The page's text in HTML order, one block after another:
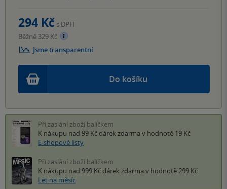
Do košíku
294 Kč s DPH
Běžně 329 Kč
Jsme transparentní
Při zaslání zboží balíčkem
K nákupu nad 99 Kč dárek zdarma v hodnotě 19 Kč
E-shopové listy
Při zaslání zboží balíčkem
K nákupu nad 999 Kč dárek zdarma v hodnotě 299 Kč
Let na měsíc